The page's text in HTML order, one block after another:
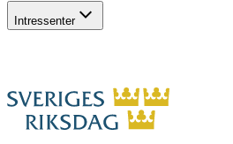
Intressenter